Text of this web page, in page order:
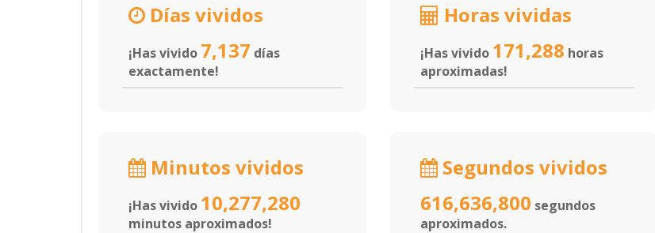
Días vividos
¡Has vivido 7,137 días
exactamente!
Horas vividas
¡Has vivido 171,288 horas
aproximadas!
Minutos vividos
¡Has vivido 10,277,280
minutos aproximados!
Segundos vividos
616,636,800 segundos
aproximados.